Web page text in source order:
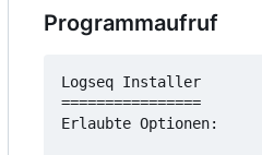
Programmaufruf
Logseq Installer
================
Erlaubte Optionen: